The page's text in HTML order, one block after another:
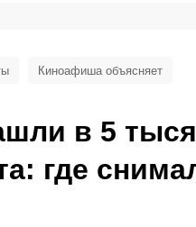
в 5
где
Киноафиша объясняет